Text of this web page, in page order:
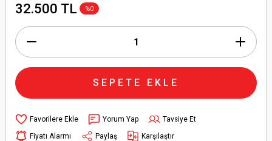
32.500 TL %0
SEPETE EKLE
Yorum Yap
Tavsiye Et
Fiyatı Alarmı
Paylaş Karşılaştır